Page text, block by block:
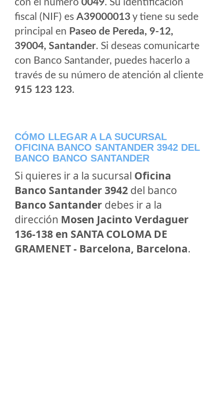
con el número 0049. Su identificación
fiscal (NIF) es A39000013y tiene su sede
principal en Paseo de Pereda, 9-12,
39004, Santander. Si deseas comunicarte
con Banco Santander, puedes hacerlo a
través de su número de atención al cliente
915 123 123.
CÓMO LLEGAR A LA SUCURSAL
OFICINA BANCO SANTANDER 3942 DEL
BANCO BANCO SANTANDER
Si quieres ir a la sucursal Oficina
Banco Santander 3942 del banco
Banco Santander debes ir a la
dirección Mosen Jacinto Verdaguer
136-138 en SANTA COLOMA DE
GRAMENET - Barcelona, Barcelona.